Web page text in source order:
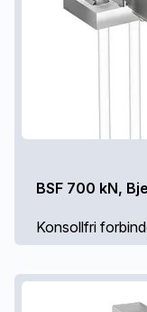
BSF 700 kN,
Konsollfri